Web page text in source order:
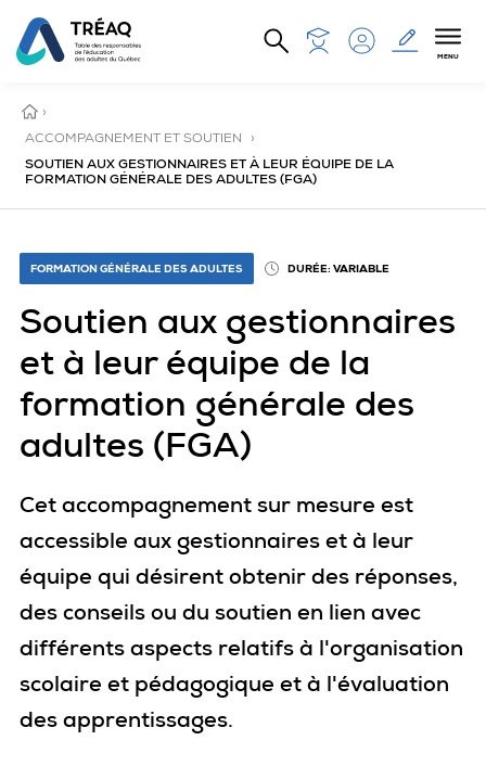
Aller au contenu principal
MENU
ACCUEIL
›
ACCOMPAGNEMENT ET SOUTIEN
›
SOUTIEN AUX GESTIONNAIRES ET À LEUR ÉQUIPE DE LA
FORMATION GÉNÉRALE DES ADULTES (FGA)
FORMATION GÉNÉRALE DES ADULTES DURÉE: VARIABLE
Soutien aux gestionnaires
et à leur équipe de la
formation générale des
adultes (FGA)
Cet accompagnement sur mesure est
accessible aux gestionnaires et à leur
équipe qui désirent obtenir des réponses,
des conseils ou du soutien en lien avec
différents aspects relatifs à l'organisation
scolaire et pédagogique et à l'évaluation
des apprentissages.